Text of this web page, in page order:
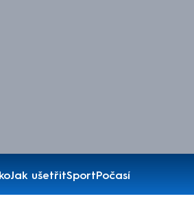
Jak ušetřitSportPočasí